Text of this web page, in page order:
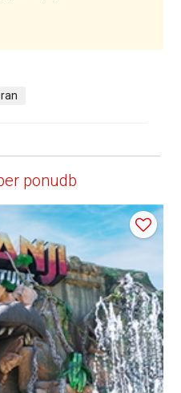
ponudb